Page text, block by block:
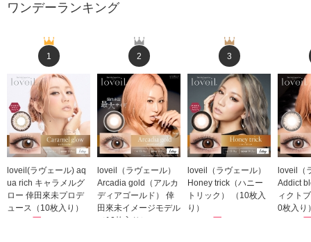
ワンデーランキング
1
loveil(ラヴェール) aq
ua rich キャラメルグ
ロー 倖田來未プロデ
ュース（10枚入り）
1,760円
2
loveil（ラヴェール）
Arcadia gold（アルカ
ディアゴールド） 倖
田來未イメージモデル
（10枚入り）
3
loveil（ラヴェール）
Honey trick（ハニー
トリック） （10枚入
り）
1,760円
loveil（
Addict
ィクト
0枚入り
1,760